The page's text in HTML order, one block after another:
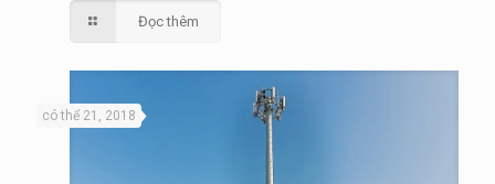
Đọc thêm
có thể 21, 2018